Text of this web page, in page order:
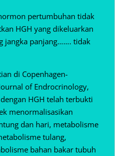
pertumbuhan tidak
HGH yang dikeluarkan
jangka panjang……. tidak
di Copenhagen-
of Endrocrinology,
HGH telah terbukti
menormalisasikan
dan hari, metabolisme
tulang,
bahan bakar tubuh